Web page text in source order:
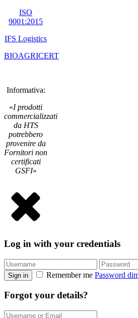
ISO
9001:2015
IFS Logistics
BIOAGRICERT
Informativa:
«I prodotti
commercializzati
da HTS
potrebbero
provenire da
Fornitori non
certificati
GSFI»
Log in with your credentials
Sign in Remember me Password
Forgot your details?